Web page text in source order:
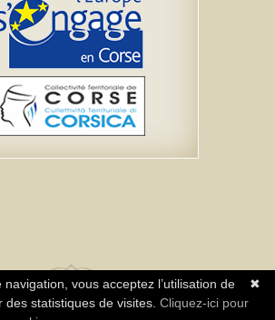
Agence Neuromediasoft - Tous
✖
vous acceptez l’utilisation de
statistiques de visites. Cliquez-ici pour